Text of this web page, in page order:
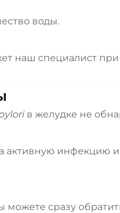
воды.
наш специалист
в желудке не
активную инфекцию и
можете сразу